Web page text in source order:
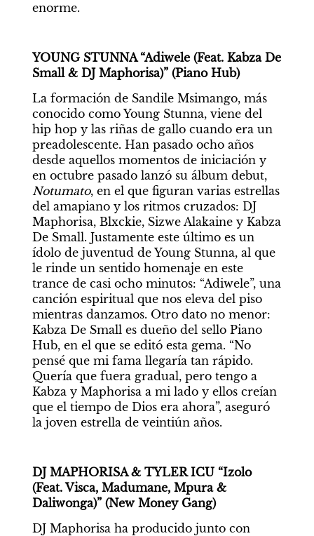
enorme.
YOUNG STUNNA “Adiwele (Feat. Kabza De
Small & DJ Maphorisa)” (Piano Hub)
La formación de Sandile Msimango, más
conocido como Young Stunna, viene del
hip hop y las riñas de gallo cuando era un
preadolescente. Han pasado ocho años
desde aquellos momentos de iniciación y
en octubre pasado lanzó su álbum debut,
Notumato, en el que figuran varias estrellas
del amapiano y los ritmos cruzados: DJ
Maphorisa, Blxckie, Sizwe Alakaine y Kabza
De Small. Justamente este último es un
ídolo de juventud de Young Stunna, al que
le rinde un sentido homenaje en este
trance de casi ocho minutos: “Adiwele”, una
canción espiritual que nos eleva del piso
mientras danzamos. Otro dato no menor:
Kabza De Small es dueño del sello Piano
Hub, en el que se editó esta gema. “No
pensé que mi fama llegaría tan rápido.
Quería que fuera gradual, pero tengo a
Kabza y Maphorisa a mi lado y ellos creían
que el tiempo de Dios era ahora”, aseguró
la joven estrella de veintiún años.
DJ MAPHORISA & TYLER ICU “Izolo
(Feat. Visca, Madumane, Mpura &
Daliwonga)” (New Money Gang)
DJ Maphorisa ha producido junto con